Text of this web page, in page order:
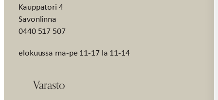
Kauppatori 4
Savonlinna
0440 517 507
elokuussa ma-pe 11-17 la 11-14
Varasto